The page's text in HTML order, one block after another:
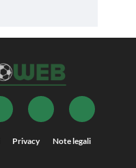
Privacy Note legali